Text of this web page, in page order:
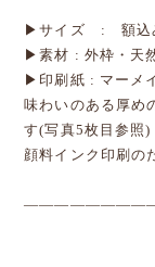
▶サイズ : 額込
▶素材 : 外枠・天
▶印刷紙 : マーメ
味わいのある厚め
す(写真5枚目参照)
顔料インク印刷の